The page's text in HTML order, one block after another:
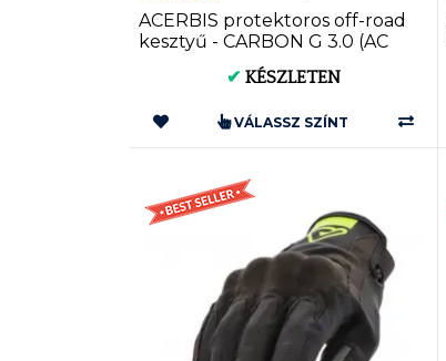
ACERBIS protektoros off-road
kesztyű - CARBON G 3.0 (AC
✔ KÉSZLETEN
VÁLASSZ SZÍNT